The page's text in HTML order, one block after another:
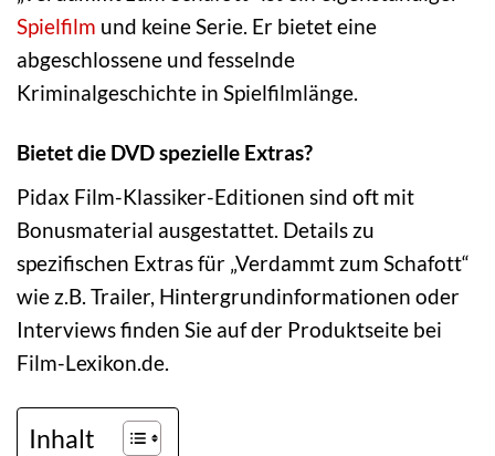
Spielfilm und keine Serie. Er bietet eine
abgeschlossene und fesselnde
Kriminalgeschichte in Spielfilmlänge.
Bietet die DVD spezielle Extras?
Pidax Film-Klassiker-Editionen sind oft mit
Bonusmaterial ausgestattet. Details zu
spezifischen Extras für „Verdammt zum Schafott“
wie z.B. Trailer, Hintergrundinformationen oder
Interviews finden Sie auf der Produktseite bei
Film-Lexikon.de.
Inhalt